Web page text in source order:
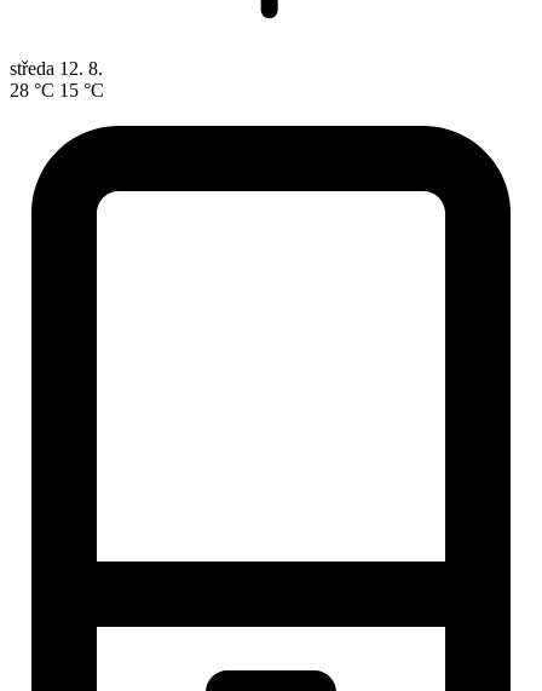
středa 12. 8.
28 °C 15 °C